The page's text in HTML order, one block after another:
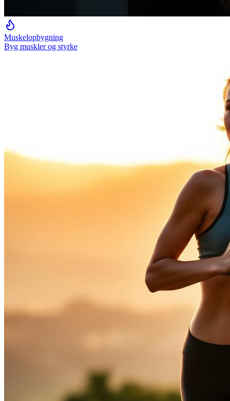
Muskelopbygning
Byg muskler og styrke